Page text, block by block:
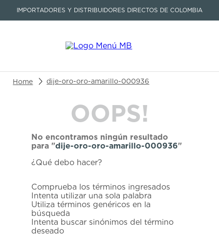
IMPORTADORES Y DISTRIBUIDORES DIRECTOS DE COLOMBIA
Buscar un producto o artículo
dije-oro-oro-amarillo-000936
OOPS!
No encontramos ningún resultado
para "dije-oro-oro-amarillo-000936"
¿Qué debo hacer?
Comprueba los términos ingresados
Intenta utilizar una sola palabra
Utiliza términos genéricos en la
búsqueda
Intenta buscar sinónimos del término
deseado
TÉRMINOS MÁS BUSCADOS
seastar
2.
aviation
5.
longines
6.
prc
7.
prx